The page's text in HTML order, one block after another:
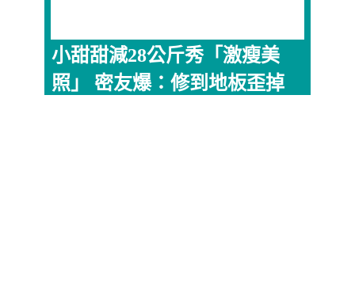
小甜甜減28公斤秀「激瘦美
照」 密友爆：修到地板歪掉